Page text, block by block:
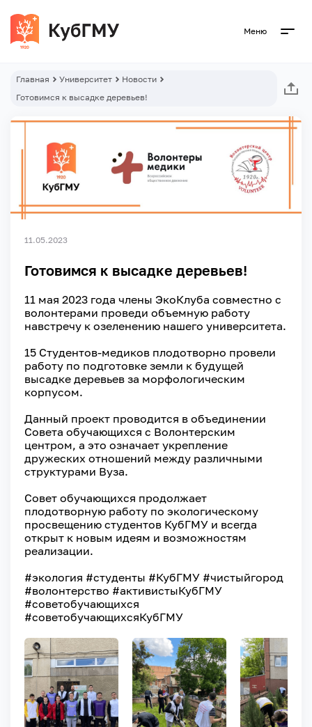
Меню
Главная Университет
Новости
Готовимся к высадке деревьев!
11.05.2023
Готовимся к высадке деревьев!
11 мая 2023 года члены ЭкоКлуба совместно с
волонтерами проведи объемную работу
навстречу к озеленению нашего университета.
15 Студентов-медиков плодотворно провели
работу по подготовке земли к будущей
высадке деревьев за морфологическим
корпусом.
Данный проект проводится в объединении
Совета обучающихся с Волонтерским
центром, а это означает укрепление
дружеских отношений между различными
структурами Вуза.
Совет обучающихся продолжает
плодотворную работу по экологическому
просвещению студентов КубГМУ и всегда
открыт к новым идеям и возможностям
реализации.
#экология #студенты #КубГМУ #чистыйгород
#волонтерство #активистыКубГМУ
#советобучающихся
#советобучающихсяКубГМУ